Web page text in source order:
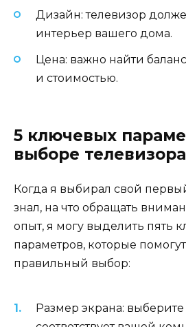
Дизайн: телевизор
интерьер вашего дома.
Цена: важно найти
и стоимостью.
5 ключевых
выборе телевизора
Когда я выбирал свой
знал, на что обращать
опыт, я могу выделить пять
параметров, которые
правильный выбор:
Размер экрана: